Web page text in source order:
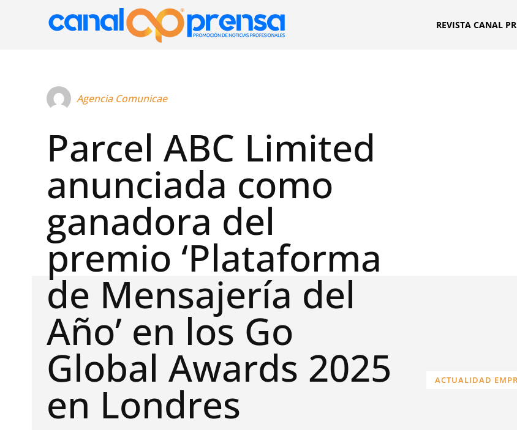
REVISTA CANAL
Agencia Comunicae
Parcel ABC Limited
anunciada como
ganadora del
premio ‘Plataforma
de Mensajería del
Año’ en los Go
Global Awards 2025
en Londres ACTUALIDAD